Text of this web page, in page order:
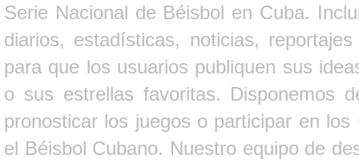
Serie Nacional de Béisbol en Cuba.
diarios, estadísticas, noticias,
para que los usuarios publiquen sus
o sus estrellas favoritas. Disponemos
pronosticar los juegos o participar en
el Béisbol Cubano. Nuestro equipo de